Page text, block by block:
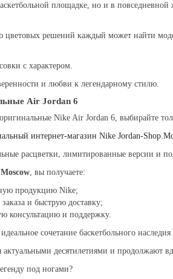
площадке, но и в
цветовых решений каждый может найти
с характером.
и любви к легендарному стилю.
Air Jordan 6
Nike Air Jordan 6, выбирайте
интернет-магазин Nike Jordan-
расцветки, лимитированные версии
, вы получаете:
продукцию Nike;
и быструю доставку;
консультацию и поддержку.
сочетание баскетбольного
актуальными десятилетиями и продолжают
под ногами?